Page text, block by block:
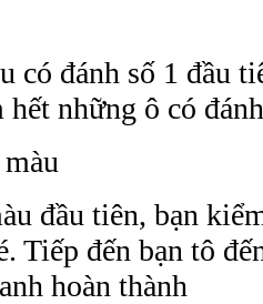
có đánh số 1 đầu
những ô có
đầu tiên, bạn
Tiếp đến bạn tô
hoàn thành